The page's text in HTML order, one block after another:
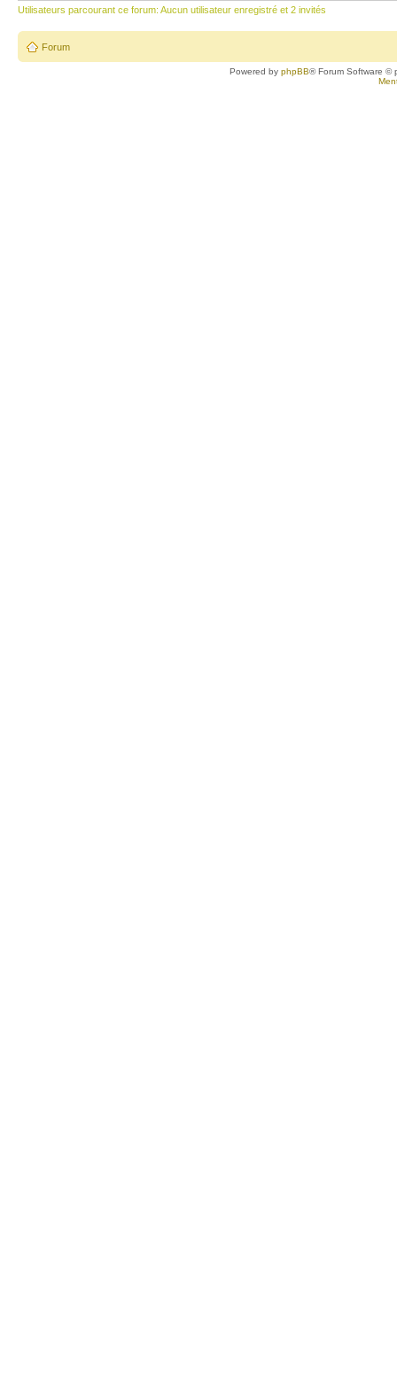
Utilisateurs parcourant ce forum: Aucun utilisateur enregistré et 2 invités
Forum
Powered byphpBB® Forum Software ©